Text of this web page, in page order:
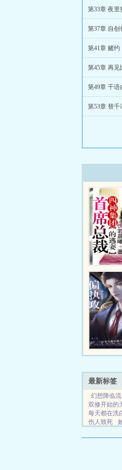
第33章 夜里
第37章 自
第41章 赌约
第45章 再见
第49章 千
第53章 替千
最新标签
幻想降临流
双修开始的
每天都在洗
伤人致死
越到三国
南风雾里